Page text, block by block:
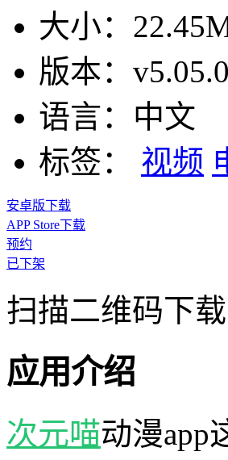
大小：
版本：
语言： 中文
标签：
视频
安卓版下载
APP Store下载
预约
已下架
扫描二维码下载
应用介绍
次元喵动漫app